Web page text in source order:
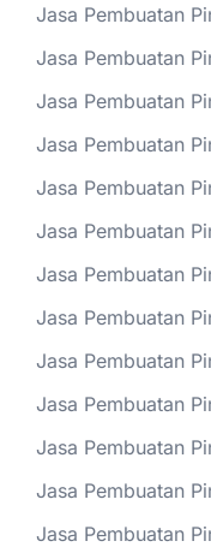
Jasa Pembuatan
Jasa Pembuatan
Jasa Pembuatan
Jasa Pembuatan
Jasa Pembuatan
Jasa Pembuatan
Jasa Pembuatan
Jasa Pembuatan
Jasa Pembuatan
Jasa Pembuatan
Jasa Pembuatan
Jasa Pembuatan
Jasa Pembuatan